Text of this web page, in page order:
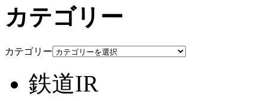
カテゴリー
カテゴリー
鉄道IR